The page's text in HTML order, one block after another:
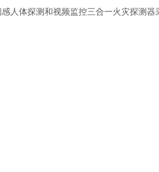
人体探测和视频监控三合一火灾探测器